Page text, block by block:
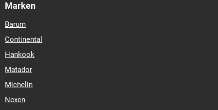
Marken
Barum
Continental
Hankook
Matador
Michelin
Nexen